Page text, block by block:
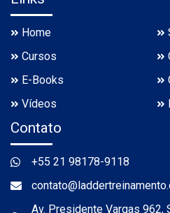
Home
Cursos
E-Books
Vídeos
Contato
+55 21 98178-9118
Av. Presidente Vargas 962,